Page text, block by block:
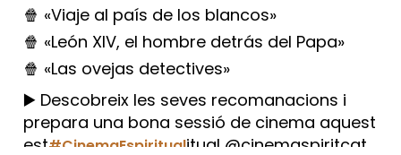
🍿 «Viaje al país de los blancos»
🍿 «León XIV, el hombre detrás del Papa»
🍿 «Las ovejas detectives»
▶️ Descobreix les seves recomanacions i
prepara una bona sessió de cinema aquest
est#CinemaEspiritualitual @cinemaspiritcat